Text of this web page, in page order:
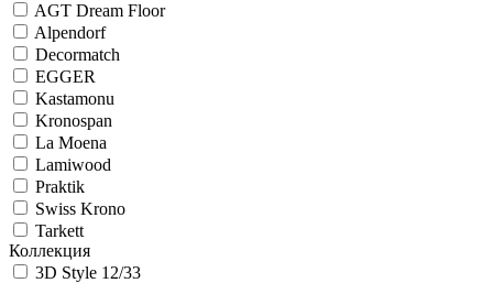
AGT Dream Floor
Alpendorf
Decormatch
EGGER
Kastamonu
Kronospan
La Moena
Lamiwood
Praktik
Swiss Krono
Tarkett
Коллекция
3D Style 12/33